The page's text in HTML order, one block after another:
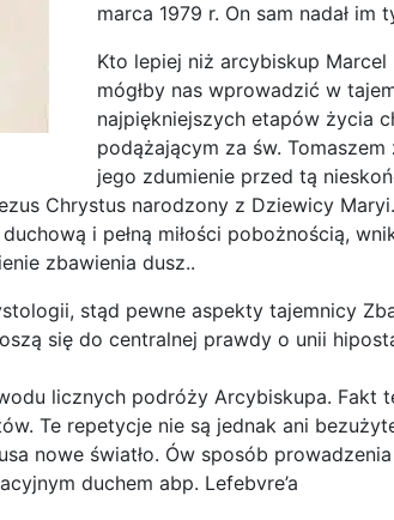
marca 1979 r. On sam nadał im
Kto lepiej niż arcybiskup Marcel
mógłby nas wprowadzić w
najpiękniejszych etapów życia
podążającym za św.
jego zdumienie przed tą
Chrystus narodzony z Dziewicy
i pełną miłości pobożnością,
zbawienia dusz..
stąd pewne aspekty tajemnicy
się do centralnej prawdy o unii
licznych podróży Arcybiskupa. Fakt
Te repetycje nie są jednak ani
nowe światło. Ów sposób
duchem abp. Lefebvre’a